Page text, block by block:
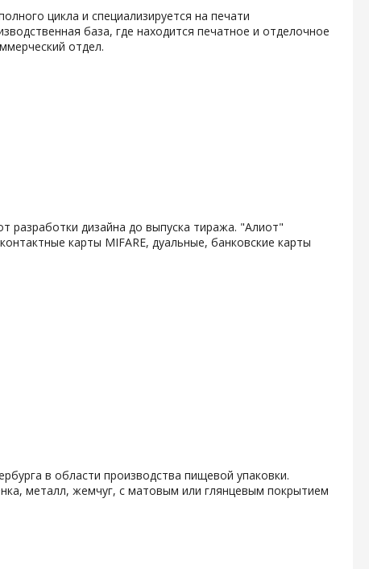
цикла и специализируется на печати
база, где находится печатное и отделочное
отдел.
разработки дизайна до выпуска тиража. "Алиот"
карты MIFARE, дуальные, банковские карты
в области производства пищевой упаковки.
металл, жемчуг, с матовым или глянцевым покрытием